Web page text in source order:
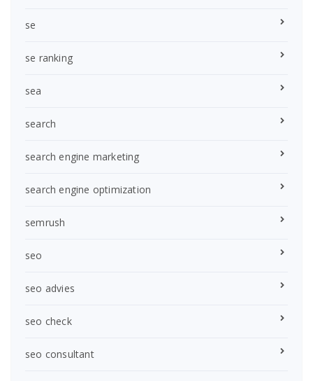
se
se ranking
sea
search
search engine marketing
search engine optimization
semrush
seo
seo advies
seo check
seo consultant